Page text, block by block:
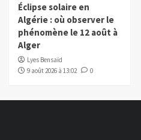
Éclipse solaire en
Algérie : où observer le
phénomène le 12 août à
Alger
Lyes Bensaïd
9 août 2026 à 13:02
0